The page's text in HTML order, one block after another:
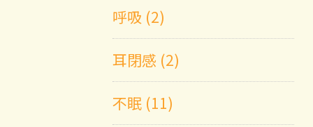
呼吸 (2)
耳閉感 (2)
不眠 (11)